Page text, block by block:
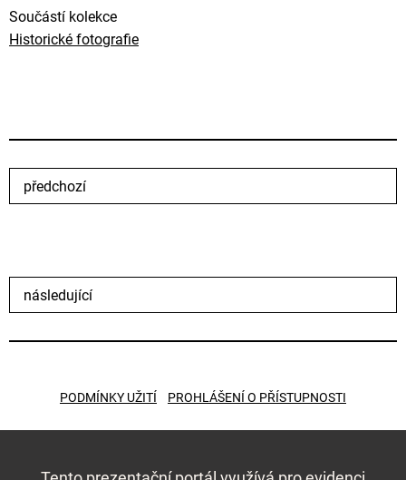
Součástí kolekce
Historické fotografie
předchozí
následující
PODMÍNKY UŽITÍ PROHLÁŠENÍ O PŘÍSTUPNOSTI